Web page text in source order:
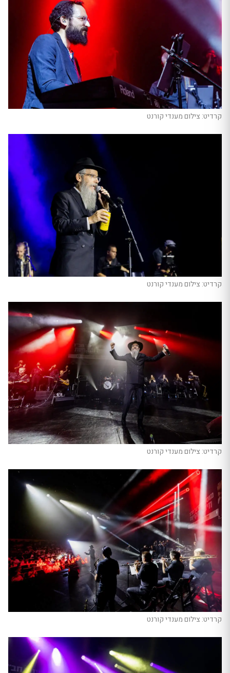
קרדיט: צילום מענדי קורנט
קרדיט: צילום מענדי קורנט
קרדיט: צילום מענדי קורנט
קרדיט: צילום מענדי קורנט